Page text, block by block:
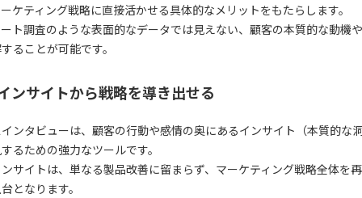
ケティング戦略に直接活かせる具体的なメリットをもたらします。
ト調査のような表面的なデータでは見えない、顧客の本質的な動機
ることが可能です。
ンサイトから戦略を導き出せる
ンタビューは、顧客の行動や感情の奥にあるインサイト（本質的な
るための強力なツールです。
サイトは、単なる製品改善に留まらず、マーケティング戦略全体を
となります。